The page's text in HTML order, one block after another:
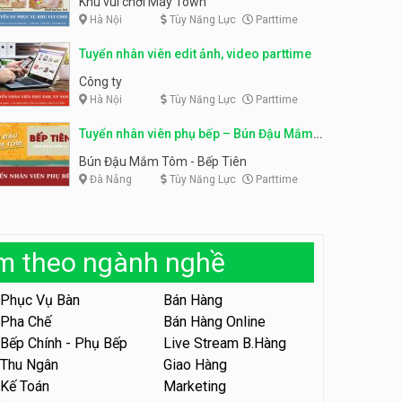
bàn parttime
Tuyển nhân viên tư vấn bán
Shop mỹ phẩm
Tuyển nhân viên bán hàng,
KIBO KIDS
Tuyển nhân viên edit ảnh,
Tuyển nhân viên tiếp thực,
phục vụ bàn
Nhà hàng Phủi Quán
Tuyển nhân viên phục vụ ca
tối – quán kem dừa
Quán kem dừa
Hà Nội Tùy Năng Lực Parttime
Tuyển nhân viên edit ảnh, video parttime
Công ty
Hà Nội Tùy Năng Lực Parttime
Tuyển nhân viên phụ bếp – Bún Đậu Mắm
Tôm – Bếp Tiên
Bún Đậu Mắm Tôm - Bếp Tiên
Đà Nẵng Tùy Năng Lực Parttime
theo ngành nghề
Phục Vụ Bàn
Bán Hàng
Pha Chế
Bán Hàng Online
Bếp Chính - Phụ Bếp
Live Stream B.Hàng
Thu Ngân
Giao Hàng
Kế Toán
Marketing